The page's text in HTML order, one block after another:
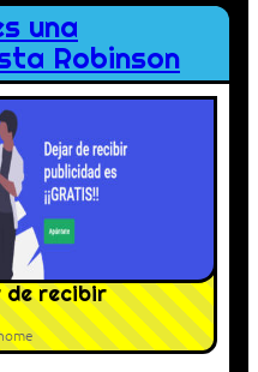
una
Robinson
de recibir